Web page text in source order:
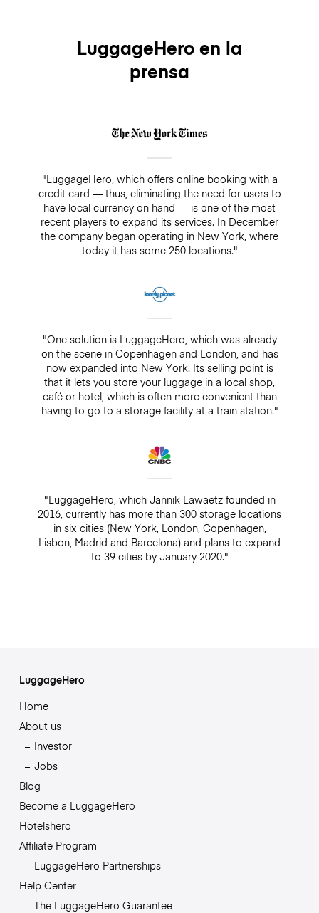
LuggageHero en la
prensa
"LuggageHero, which offers online booking with a
credit card — thus, eliminating the need for users to
have local currency on hand — is one of the most
recent players to expand its services. In December
the company began operating in New York, where
today it has some 250 locations."
"One solution is LuggageHero, which was already
on the scene in Copenhagen and London, and has
now expanded into New York. Its selling point is
that it lets you store your luggage in a local shop,
café or hotel, which is often more convenient than
having to go to a storage facility at a train station."
"LuggageHero, which Jannik Lawaetz founded in
2016, currently has more than 300 storage locations
in six cities (New York, London, Copenhagen,
Lisbon, Madrid and Barcelona) and plans to expand
to 39 cities by January 2020."
LuggageHero
Home
About us
Investor
Jobs
Blog
Become a LuggageHero
Hotelshero
Affiliate Program
LuggageHero Partnerships
Help Center
The LuggageHero Guarantee